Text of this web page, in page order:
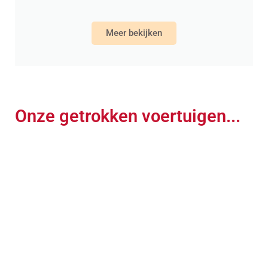
Meer bekijken
Onze getrokken voertuigen...